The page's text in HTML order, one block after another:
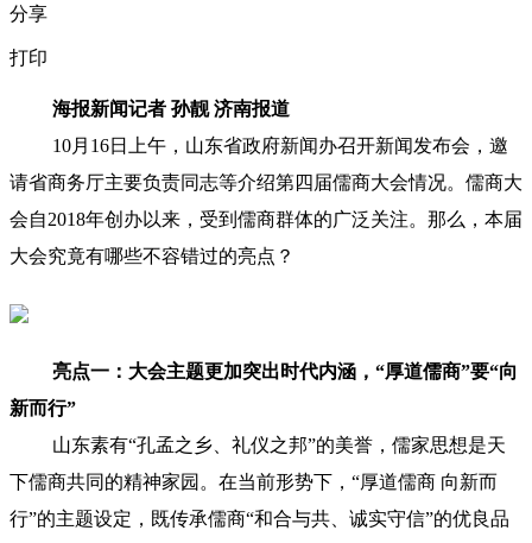
分享
打印
海报新闻记者 孙靓 济南报道
10月16日上午，山东省政府新闻办召开新闻发布会，邀
请省商务厅主要负责同志等介绍第四届儒商大会情况。儒商大
会自2018年创办以来，受到儒商群体的广泛关注。那么，本届
大会究竟有哪些不容错过的亮点？
亮点一：大会主题更加突出时代内涵，“厚道儒商”要“向
新而行”
山东素有“孔孟之乡、礼仪之邦”的美誉，儒家思想是天
下儒商共同的精神家园。在当前形势下，“厚道儒商 向新而
行”的主题设定，既传承儒商“和合与共、诚实守信”的优良品